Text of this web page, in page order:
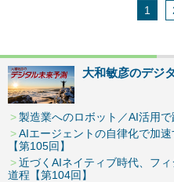
1
大和敏彦のデジ
製造業へのロボット／AI活用で
AIエージェントの自律化で加
【第105回】
近づくAIネイティブ時代、フ
道程【第104回】